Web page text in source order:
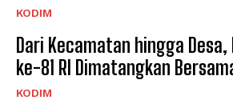
KODIM
Dari Kecamatan hingga Desa,
ke-81 RI Dimatangkan
KODIM